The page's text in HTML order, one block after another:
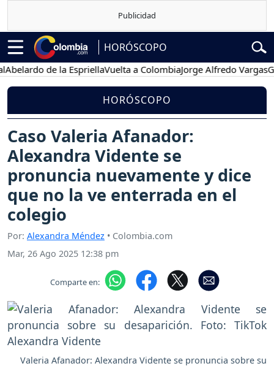
HORÓSCOPO
de la EspriellaVuelta a ColombiaJorge Alfredo VargasGustavo
HORÓSCOPO
Caso Valeria Afanador:
Alexandra Vidente se
pronuncia nuevamente y dice
que no la ve enterrada en el
colegio
Por: Alexandra Méndez • Colombia.com
Mar, 26 Ago 2025 12:38 pm
Comparte en:
Valeria Afanador: Alexandra Vidente se pronuncia sobre su